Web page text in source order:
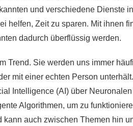
und verschiedene Dienste
helfen, Zeit zu sparen. Mit ihnen
dadurch überflüssig werden.
Trend. Sie werden uns immer
mit einer echten Person unterhält.
Intelligence (AI) über
Algorithmen, um zu
kann auch zwischen Themen hin